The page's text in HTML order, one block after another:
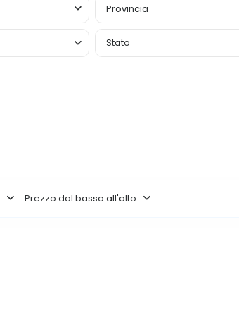
Provincia
Stato
Prezzo dal basso all'alto